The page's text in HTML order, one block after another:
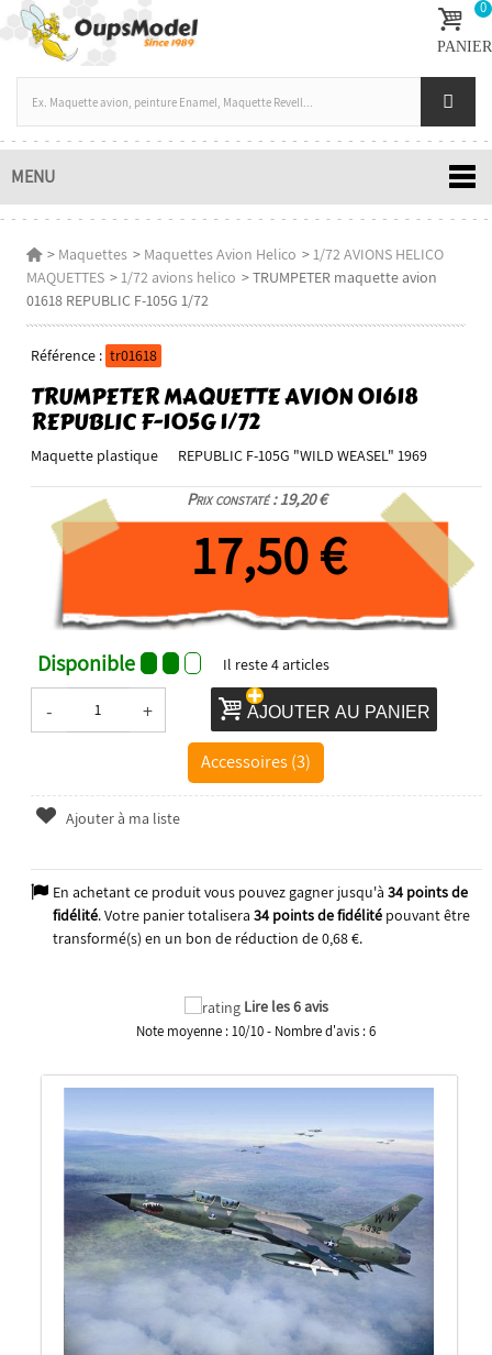
0
PANIER
MENU
> Maquettes > Maquettes Avion Helico >1/72 AVIONS HELICO
MAQUETTES >1/72 avions helico >TRUMPETER maquette avion
01618 REPUBLIC F-105G 1/72
Référence : tr01618
TRUMPETER MAQUETTE AVION 01618
REPUBLIC F-105G 1/72
Maquette plastique REPUBLIC F-105G "WILD WEASEL" 1969
Prix constaté : 19,20 €
17,50 €
Disponible Il reste4articles
- + AJOUTER AU PANIER
Accessoires (3)
Ajouter à ma liste
En achetant ce produit vous pouvez gagner jusqu'à 34points de
fidélité. Votre panier totalisera 34points de fidélitépouvant être
transformé(s) en un bon de réduction de0,68 €.
Lire les 6 avis
Note moyenne :10/10- Nombre d'avis :6